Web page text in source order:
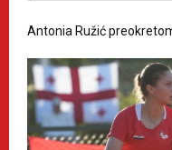
Antonia Ružić